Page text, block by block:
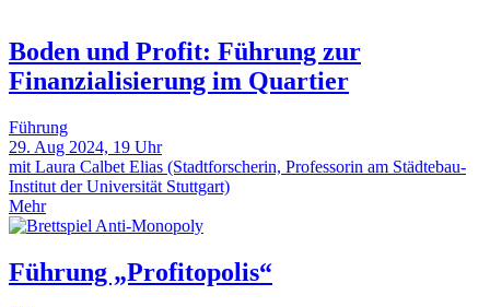
Boden und Profit: Führung zur
Finanzialisierung im Quartier
Führung
29. Aug 2024, 19 Uhr
mit Laura Calbet Elias (Stadtforscherin, Professorin am Städtebau-
Institut der Universität Stuttgart)
Mehr
Führung „Profitopolis“